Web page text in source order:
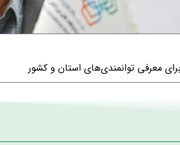
معرفی توانمندی‌های استان و کشور